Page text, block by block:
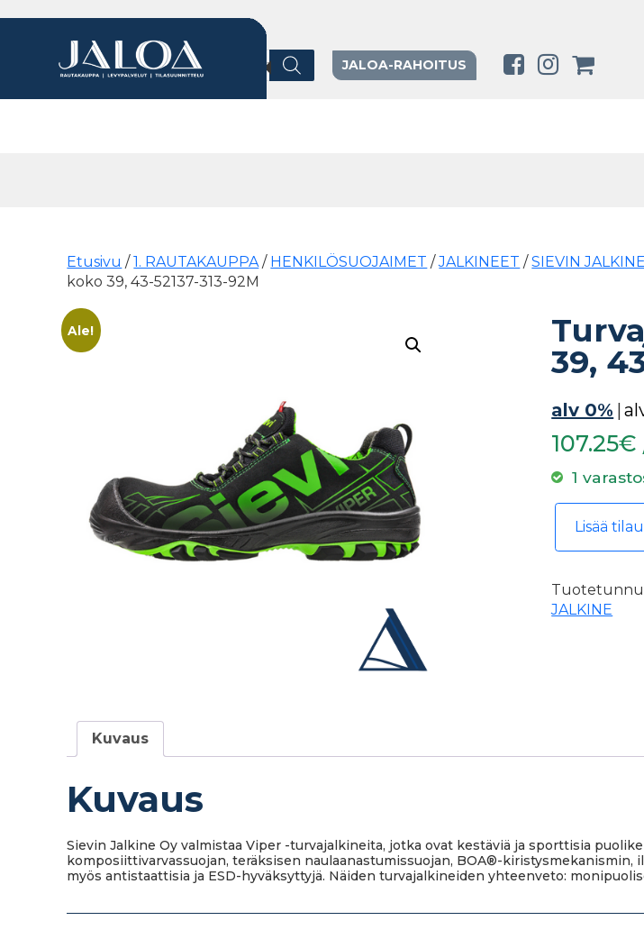
Products search
JALOA-RAHOITUS
Etusivu /1. RAUTAKAUPPA / HENKILÖSUOJAIMET /JALKINEET /SIEVIN JALKINE
koko 39, 43-52137-313-92M
Ale!
39,
alv 0% |
107.25€
1
Turvajalkine
Lisää
JALKINE
Kuvaus
Kuvaus
Sievin Jalkine Oy valmistaa Viper -turvajalkineita, jotka ovat kestäviä ja sporttisia
komposiittivarvassuojan, teräksisen naulaanastumissuojan, BOA®-
myös antistaattisia ja ESD-hyväksyttyjä. Näiden turvajalkineiden yhteenveto: